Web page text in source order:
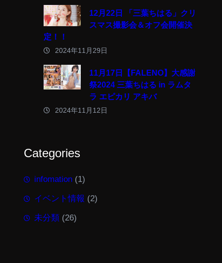
12月22日 「三葉ちはる」クリ
スマス撮影会＆オフ会開催決
定！！
2024年11月29日
11月17日【FALENO】大感謝
祭2024 三葉ちはる in ラムタ
ラ エピカリ アキバ
2024年11月12日
Categories
infomation (1)
イベント情報 (2)
未分類 (26)